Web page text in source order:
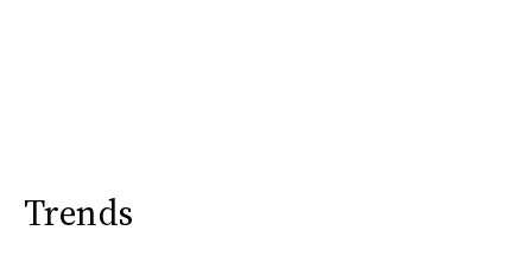
Trends